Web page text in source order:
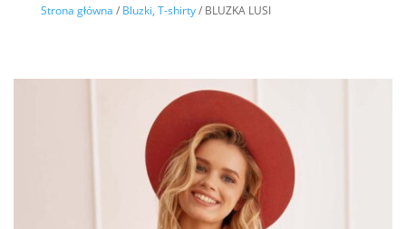
Strona główna / Bluzki, T-shirty/ BLUZKA LUSI